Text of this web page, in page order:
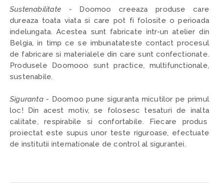
Sustenabilitate - Doomoo creeaza produse care
dureaza toata viata si care pot fi folosite o perioada
indelungata. Acestea sunt fabricate intr-un atelier din
Belgia, in timp ce se imbunatateste contact procesul
de fabricare si materialele din care sunt confectionate.
Produsele Doomooo sunt practice, multifunctionale,
sustenabile.
Siguranta- Doomoo pune siguranta micutilor pe primul
loc! Din acest motiv, se folosesc tesaturi de inalta
calitate, respirabile si confortabile. Fiecare produs
proiectat este supus unor teste riguroase, efectuate
de institutii internationale de control al sigurantei.